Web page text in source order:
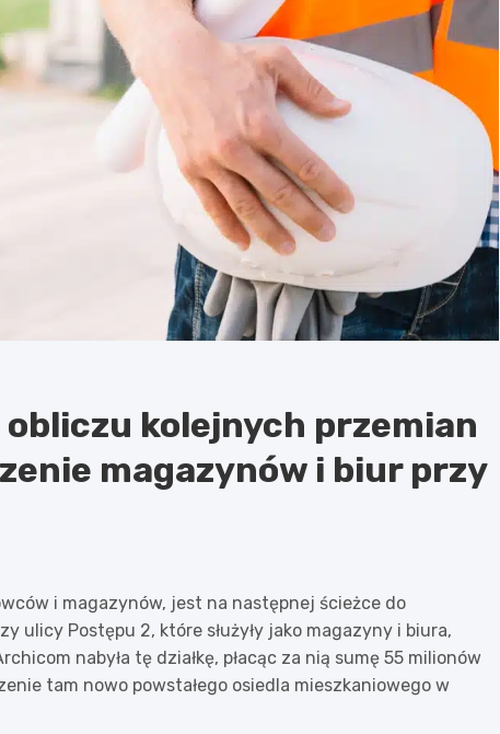
obliczu kolejnych przemian
magazynów i biur przy
i magazynów, jest na następnej ścieżce do
Postępu 2, które służyły jako magazyny i biura,
nabyła tę działkę, płacąc za nią sumę 55 milionów
tam nowo powstałego osiedla mieszkaniowego w